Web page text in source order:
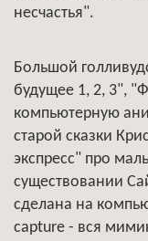
несчастья".
Большой
будущее 1, 2, 3",
компьютерную
старой сказки
экспресс" про
существовании
сделана на
capture - вся